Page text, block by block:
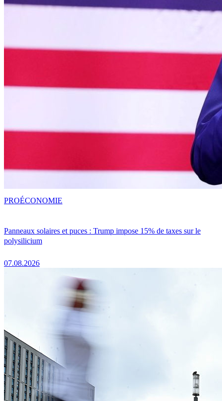
Panneaux solaires et puces : Trump impose 15% de taxes sur le
polysilicium
07.08.2026
PROÉCONOMIE